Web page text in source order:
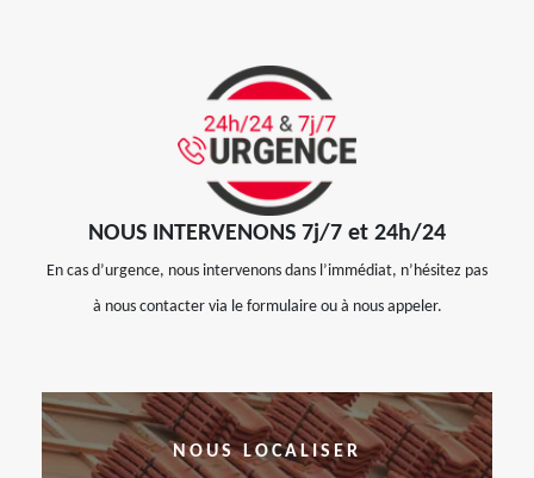
NOUS INTERVENONS 7j/7 et 24h/24
En cas d’urgence, nous intervenons dans l’immédiat, n’hésitez pas
à nous contacter via le formulaire ou à nous appeler.
NOUS LOCALISER